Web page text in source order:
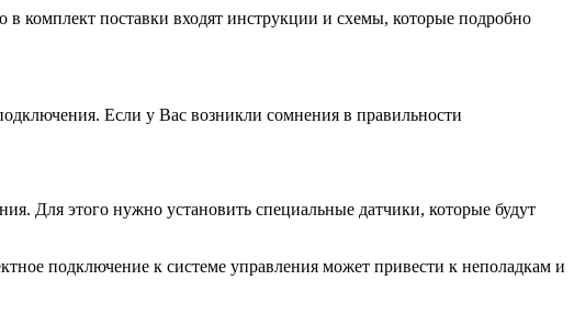
комплект поставки входят инструкции и схемы, которые подробно
Если у Вас возникли сомнения в правильности
Для этого нужно установить специальные датчики, которые будут
подключение к системе управления может привести к неполадкам и